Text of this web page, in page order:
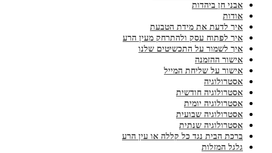
אבני חן ביהדות
אודות
איך לדעת את מידת הטבעת
איך לפתוח עסק ולהתרחק מעין הרע
איך לשמור על התכשיטים שלנו
אישור ההזמנה
אישור על שליחת המייל
אסטרולוגיה
אסטרולוגיה חודשית
אסטרולוגיה יומית
אסטרולוגיה שבועית
אסטרולוגיה שנתית
ברכת הבית נגד כל קללה או עין הרע
גלגל המזלות